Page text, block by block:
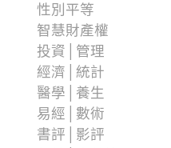
性別平等
智慧財產權
投資│管理
經濟│統計
醫學│養生
易經│數術
書評│影評